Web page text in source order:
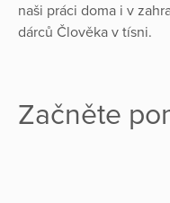
naši práci doma i v
dárců Člověka v tísni.
Začněte